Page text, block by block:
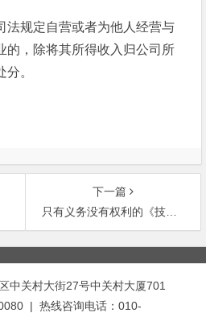
法规定自营或者为他人经营与
的，除将其所得收入归公司所
。
下一篇
只有义务没有权利的《技术保密协议》是否具有法律效益
中关村大街27号中关村大厦701
| 热线咨询电话：010-